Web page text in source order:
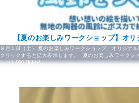
【夏のお楽しみワークショップ】オ
８月１日（土） 夏のお楽しみワークショップ「オリジナ
クリックすると拡大表示します。 夏のお楽しみワークシ
シート500円(税込…